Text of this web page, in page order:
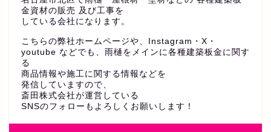
金資材の販売 及び工事を
している会社になります。
こちらの弊社ホームページや、Instagram・X・
youtube などでも、雨樋をメインに各種建築板金に関す
る
商品情報や施工に関する情報などを
発信していますので、
斎田株式会社が運営している
SNSのフォローもよろしくお願いします！